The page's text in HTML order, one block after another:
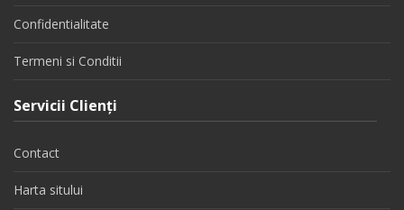
Confidentialitate
Termeni si Conditii
Servicii Clienţi
Contact
Harta sitului